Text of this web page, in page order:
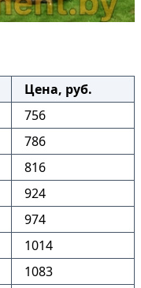
Цена, руб.
756
786
816
924
974
1014
1083